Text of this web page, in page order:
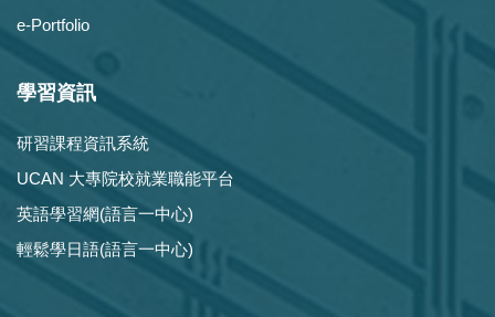
e-Portfolio
學習資訊
研習課程資訊系統
UCAN 大專院校就業職能平台
英語學習網(語言一中心)
輕鬆學日語(語言一中心)